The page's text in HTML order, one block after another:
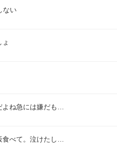
ない
ね急には嫌だも…
べて。泣けたし…